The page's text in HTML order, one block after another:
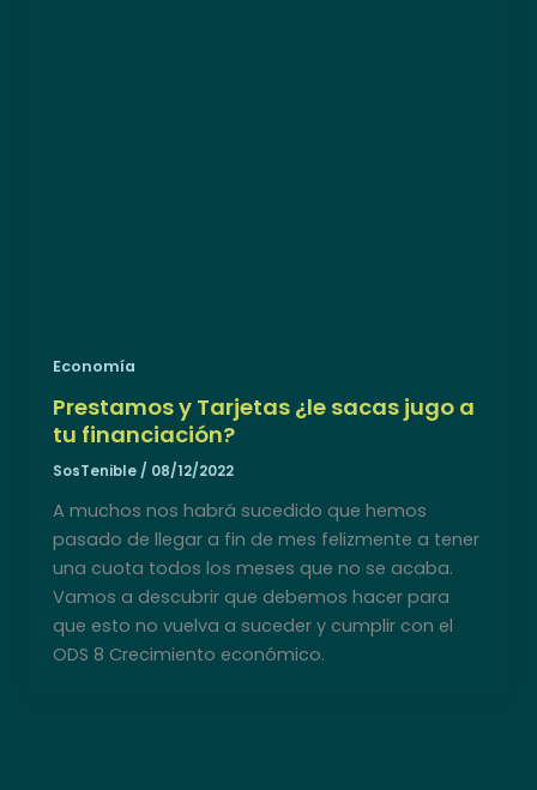
Economía
Prestamos y Tarjetas ¿le sacas jugo a
tu financiación?
SosTenible/ 08/12/2022
A muchos nos habrá sucedido que hemos
pasado de llegar a fin de mes felizmente a tener
una cuota todos los meses que no se acaba.
Vamos a descubrir que debemos hacer para
que esto no vuelva a suceder y cumplir con el
ODS 8 Crecimiento económico.